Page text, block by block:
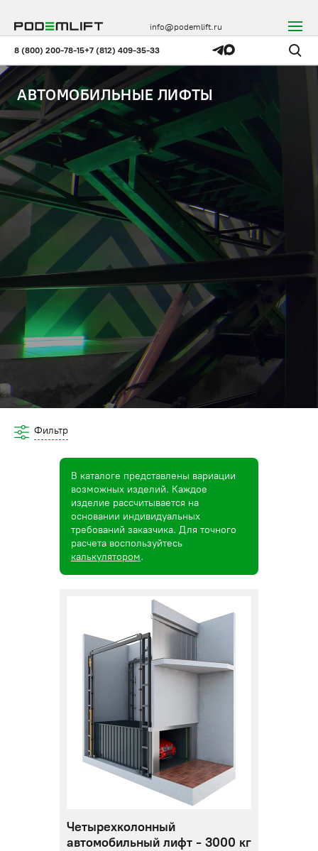
8 (800) 200-78-15+7 (812) 409-35-33
info@podemlift.ru
АВТОМОБИЛЬНЫЕ ЛИФТЫ
Фильтр
В каталоге представлены вариации
возможных изделий. Каждое
изделие рассчитывается на
основании индивидуальных
требований заказчика. Для точного
расчета воспользуйтесь
калькулятором.
Четырехколонный
автомобильный лифт - 3000 кг